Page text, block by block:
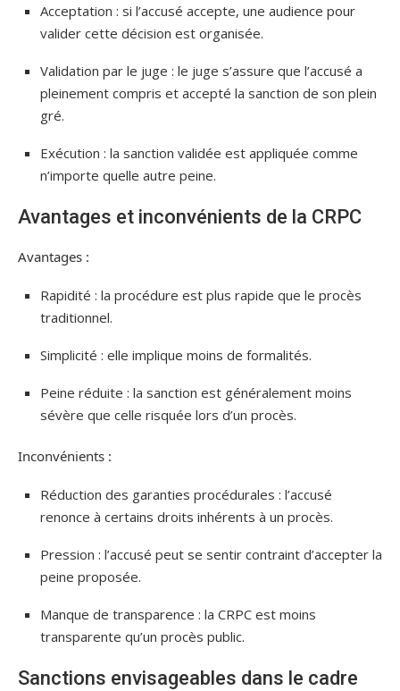
Acceptation : si l’accusé accepte, une audience pour
valider cette décision est organisée.
Validation par le juge : le juge s’assure que l’accusé a
pleinement compris et accepté la sanction de son plein
gré.
Exécution : la sanction validée est appliquée comme
n’importe quelle autre peine.
Avantages et inconvénients de la CRPC
Avantages :
Rapidité : la procédure est plus rapide que le procès
traditionnel.
Simplicité : elle implique moins de formalités.
Peine réduite : la sanction est généralement moins
sévère que celle risquée lors d’un procès.
Inconvénients :
Réduction des garanties procédurales : l’accusé
renonce à certains droits inhérents à un procès.
Pression : l’accusé peut se sentir contraint d’accepter la
peine proposée.
Manque de transparence : la CRPC est moins
transparente qu’un procès public.
Sanctions envisageables dans le cadre